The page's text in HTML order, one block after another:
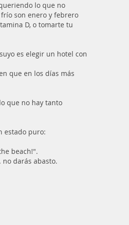
lo que no
son enero y febrero
D, o tomarte tu
es elegir un hotel con
que en los días más
que no hay tanto
estado puro:
beach!".
no darás abasto.